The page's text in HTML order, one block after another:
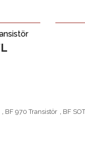
BU
BF 970 Transistör BF